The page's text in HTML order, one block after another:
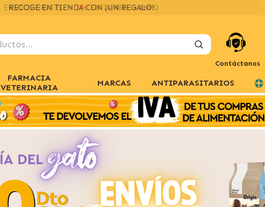
ENVÍOS GRATIS > 39€EN 24/48H+ INFO
Contáctanos
FARMACIA
VETERINARIA
MARCAS ANTIPARASITARIOS